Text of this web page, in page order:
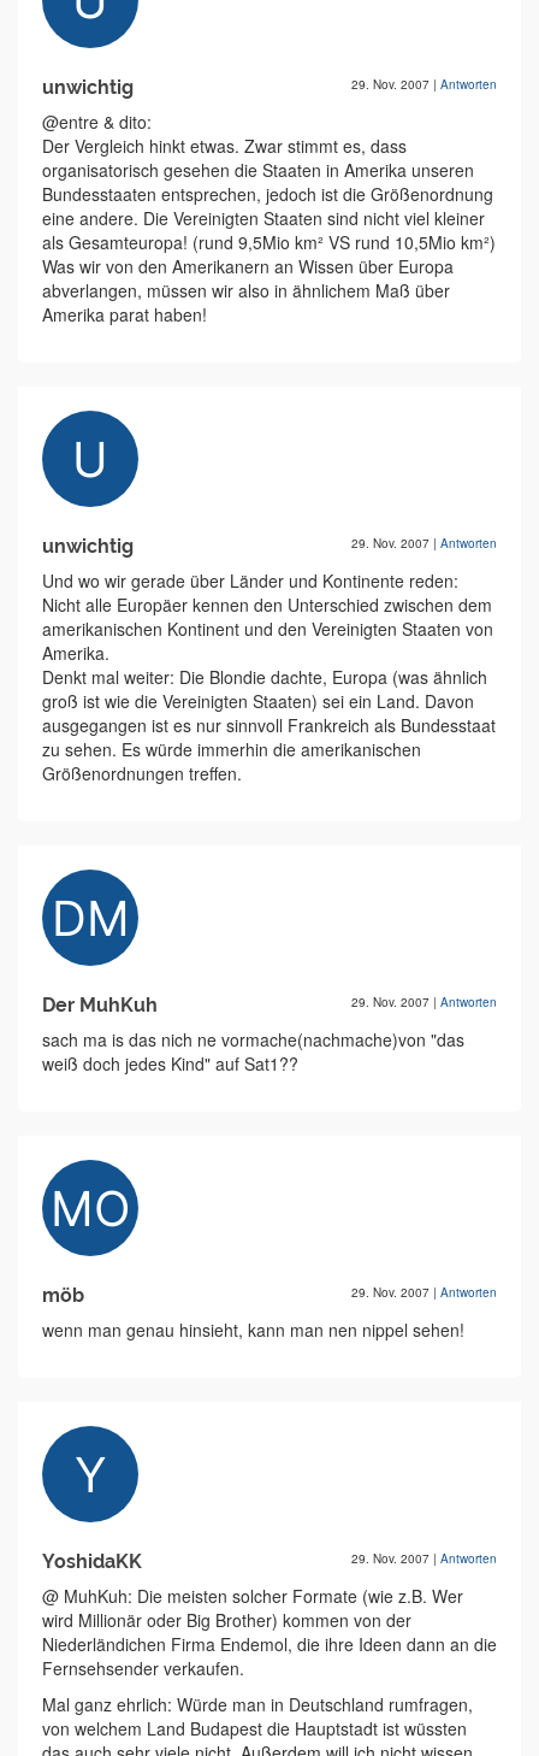
unwichtig 29. Nov. 2007 | Antworten
@entre & dito:
Der Vergleich hinkt etwas. Zwar stimmt es, dass
organisatorisch gesehen die Staaten in Amerika unseren
Bundesstaaten entsprechen, jedoch ist die Größenordnung
eine andere. Die Vereinigten Staaten sind nicht viel kleiner
als Gesamteuropa! (rund 9,5Mio km² VS rund 10,5Mio km²)
Was wir von den Amerikanern an Wissen über Europa
abverlangen, müssen wir also in ähnlichem Maß über
Amerika parat haben!
unwichtig 29. Nov. 2007 | Antworten
Und wo wir gerade über Länder und Kontinente reden:
Nicht alle Europäer kennen den Unterschied zwischen dem
amerikanischen Kontinent und den Vereinigten Staaten von
Amerika.
Denkt mal weiter: Die Blondie dachte, Europa (was ähnlich
groß ist wie die Vereinigten Staaten) sei ein Land. Davon
ausgegangen ist es nur sinnvoll Frankreich als Bundesstaat
zu sehen. Es würde immerhin die amerikanischen
Größenordnungen treffen.
Der MuhKuh 29. Nov. 2007 | Antworten
sach ma is das nich ne vormache(nachmache)von "das
weiß doch jedes Kind" auf Sat1??
möb 29. Nov. 2007 | Antworten
wenn man genau hinsieht, kann man nen nippel sehen!
YoshidaKK 29. Nov. 2007 | Antworten
@ MuhKuh: Die meisten solcher Formate (wie z.B. Wer
wird Millionär oder Big Brother) kommen von der
Niederländichen Firma Endemol, die ihre Ideen dann an die
Fernsehsender verkaufen.
Mal ganz ehrlich: Würde man in Deutschland rumfragen,
von welchem Land Budapest die Hauptstadt ist wüssten